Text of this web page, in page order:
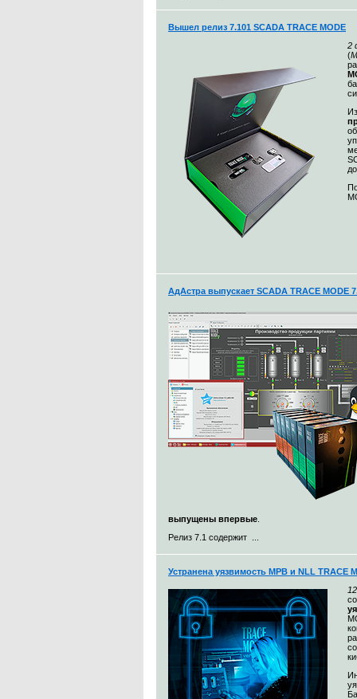
Вышел релиз 7.101 SCADA TRACE MODE
2
(
АдАстра выпускает SCADA TRACE MODE
выпущены впервые
Релиз 7.1 содержит ...
Устранена уязвимость МРВ и NLL TRACE